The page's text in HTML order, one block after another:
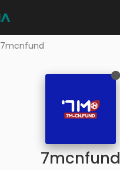
7mcnfund
7mcnfund